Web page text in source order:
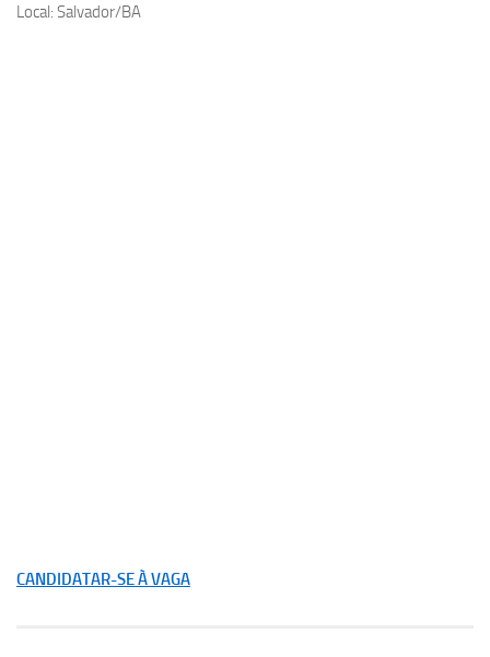
Local: Salvador/BA
CANDIDATAR-SE À VAGA